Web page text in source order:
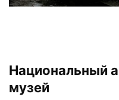
Национальный
музей